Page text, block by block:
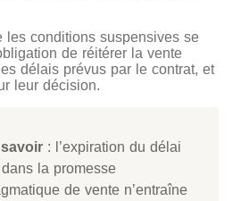
les conditions suspensives se
de réitérer la vente
délais prévus par le contrat, et
leur décision.
: l’expiration du délai
la promesse
de vente n’entraîne